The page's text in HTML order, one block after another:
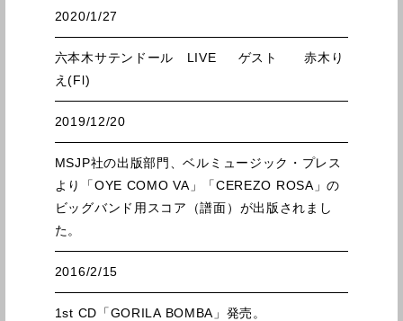
2020/1/27
六本木サテンドール LIVE ゲスト 赤木り
え(Fl)
2019/12/20
MSJP社の出版部門、ベルミュージック・プレス
より「OYE COMO VA」「CEREZO ROSA」の
ビッグバンド用スコア（譜面）が出版されまし
た。
2016/2/15
1st CD「GORILA BOMBA」発売。